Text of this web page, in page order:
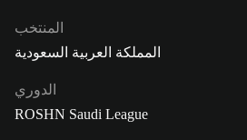
المنتخب
المملكة العربية السعودية
الدوري
ROSHN Saudi League